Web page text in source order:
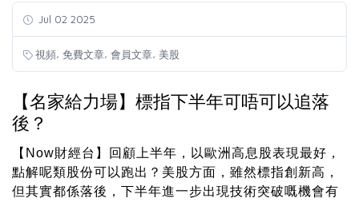
Jul 02 2025
視頻, 免費文章, 會員文章, 美股
【名家給力場】標指下半年可唔可以追落
後？
【Now財經台】回顧上半年，以歐洲高息股表現最好，
點解呢類股份可以跑出？美股方面，雖然標指創新高，
但其實都係落後，下半年進一步出現技術突破嘅機會有